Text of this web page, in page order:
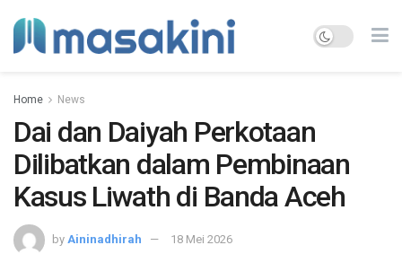
Home News
Dai dan Daiyah Perkotaan
Dilibatkan dalam Pembinaan
Kasus Liwath di Banda Aceh
by Aininadhirah 18 Mei 2026